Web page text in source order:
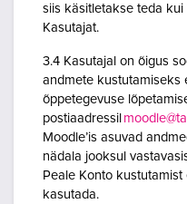
siis käsitletakse teda kui
Kasutajat.
3.4 Kasutajal on õigus
andmete kustutamiseks
õppetegevuse
postiaadressil
Moodle’is asuvad
nädala jooksul
Peale Konto
kasutada.